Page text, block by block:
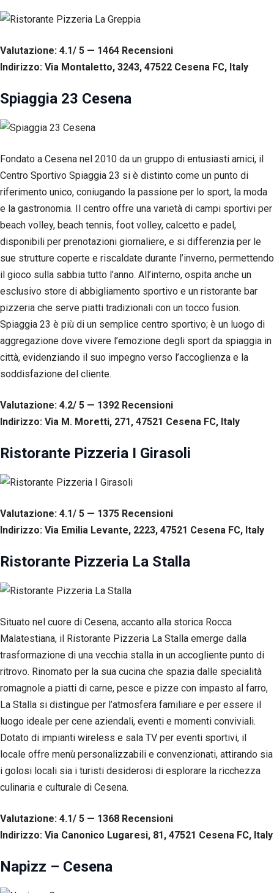
Valutazione: 4.1/ 5 — 1464 Recensioni
Indirizzo: Via Montaletto, 3243, 47522 Cesena FC, Italy
Spiaggia 23 Cesena
Fondato a Cesena nel 2010 da un gruppo di entusiasti amici, il
Centro Sportivo Spiaggia 23 si è distinto come un punto di
riferimento unico, coniugando la passione per lo sport, la moda
e la gastronomia. Il centro offre una varietà di campi sportivi per
beach volley, beach tennis, foot volley, calcetto e padel,
disponibili per prenotazioni giornaliere, e si differenzia per le
sue strutture coperte e riscaldate durante l’inverno, permettendo
il gioco sulla sabbia tutto l’anno. All’interno, ospita anche un
esclusivo store di abbigliamento sportivo e un ristorante bar
pizzeria che serve piatti tradizionali con un tocco fusion.
Spiaggia 23 è più di un semplice centro sportivo; è un luogo di
aggregazione dove vivere l’emozione degli sport da spiaggia in
città, evidenziando il suo impegno verso l’accoglienza e la
soddisfazione del cliente.
Valutazione: 4.2/ 5 — 1392 Recensioni
Indirizzo: Via M. Moretti, 271, 47521 Cesena FC, Italy
Ristorante Pizzeria I Girasoli
Valutazione: 4.1/ 5 — 1375 Recensioni
Indirizzo: Via Emilia Levante, 2223, 47521 Cesena FC, Italy
Ristorante Pizzeria La Stalla
Situato nel cuore di Cesena, accanto alla storica Rocca
Malatestiana, il Ristorante Pizzeria La Stalla emerge dalla
trasformazione di una vecchia stalla in un accogliente punto di
ritrovo. Rinomato per la sua cucina che spazia dalle specialità
romagnole a piatti di carne, pesce e pizze con impasto al farro,
La Stalla si distingue per l’atmosfera familiare e per essere il
luogo ideale per cene aziendali, eventi e momenti conviviali.
Dotato di impianti wireless e sala TV per eventi sportivi, il
locale offre menù personalizzabili e convenzionati, attirando sia
i golosi locali sia i turisti desiderosi di esplorare la ricchezza
culinaria e culturale di Cesena.
Valutazione: 4.1/ 5 — 1368 Recensioni
Indirizzo: Via Canonico Lugaresi, 81, 47521 Cesena FC, Italy
Napizz – Cesena